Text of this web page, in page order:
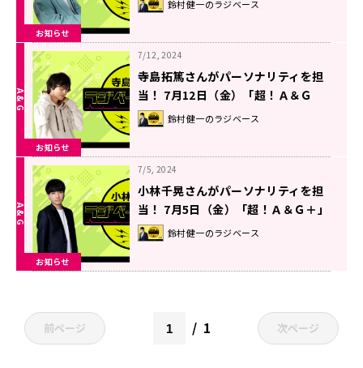
お知らせ
ラジベースDUO』#15
鈴村健一のラジベース
お知らせ
7/12, 2024
寺島拓篤さんがパーソナリティを担
当！ 7月12日（金）「超！Ａ＆Ｇ
＋」とABEMAで放送！『鈴村健一の
ラジベースDUO』#14
鈴村健一のラジベース
お知らせ
7/5, 2024
小林千晃さんがパーソナリティを担
当！ 7月5日（金）「超！Ａ＆Ｇ＋」
とABEMAで放送！『鈴村健一のラジ
ベースDUO』#13
鈴村健一のラジベース
前ページ 1 次ページ